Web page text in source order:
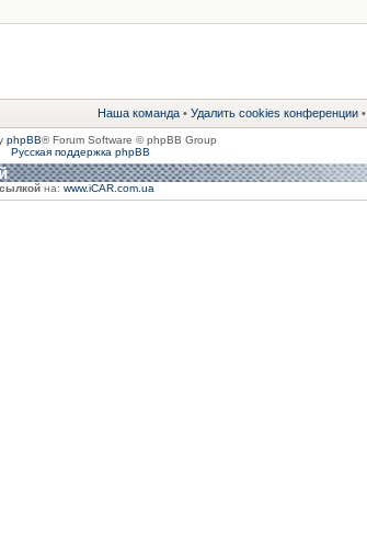
Наша команда • Удалить cookies конференции
phpBB® Forum Software © phpBB Group
Русская поддержка phpBB
на: www.iCAR.com.ua